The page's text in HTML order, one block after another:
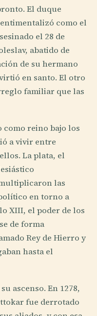
El duque
como el
el 28 de
abatido de
de su hermano
en santo. El otro
familiar que las
como reino bajo los
a vivir entre
La plata, el
las
en torno a
XIII, el poder de los
de forma
Rey de Hierro y
hasta el
ascenso. En 1278,
fue derrotado